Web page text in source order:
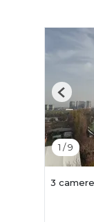
1 /9
Previous
3